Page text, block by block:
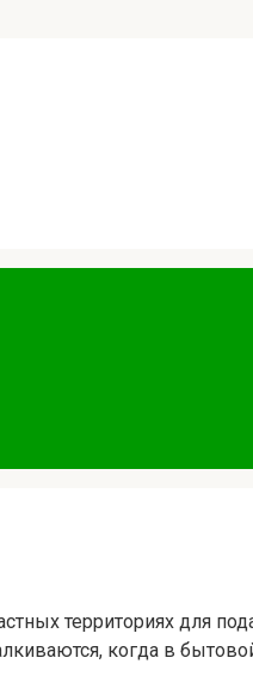
территориях для
когда в